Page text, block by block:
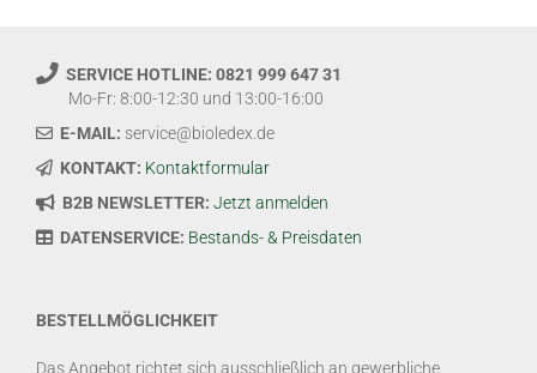
SERVICE HOTLINE: 0821 999 647 31
Mo-Fr: 8:00-12:30 und 13:00-16:00
E-MAIL: service@bioledex.de
KONTAKT: Kontaktformular
B2B NEWSLETTER: Jetzt anmelden
DATENSERVICE: Bestands- & Preisdaten
BESTELLMÖGLICHKEIT
Das Angebot richtet sich ausschließlich an gewerbliche